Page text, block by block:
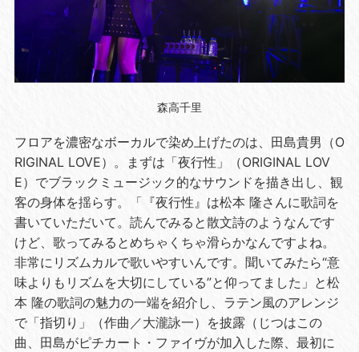
森高千里
フロアを濃密なボーカルで染め上げたのは、田島貴男（O
RIGINAL LOVE）。まずは「夜行性」（ORIGINAL LOV
E）でブラックミュージック的なサウンドを描き出し、観
客の身体を揺らす。「『夜行性』は松本 隆さんに歌詞を
書いていただいて。読んでみると散文詩のようなんです
けど、歌ってみるとめちゃくちゃ滑らかなんですよね。
非常にリズムカルで歌いやすいんです。聞いてみたら“意
味よりもリズムを大切にしている”と仰ってました」と松
本 隆の歌詞の魅力の一端を紹介し、ラテン風のアレンジ
で「指切り」（作曲／大瀧詠一）を披露（じつはこの
曲、田島がピチカート・ファイヴが加入した際、最初に